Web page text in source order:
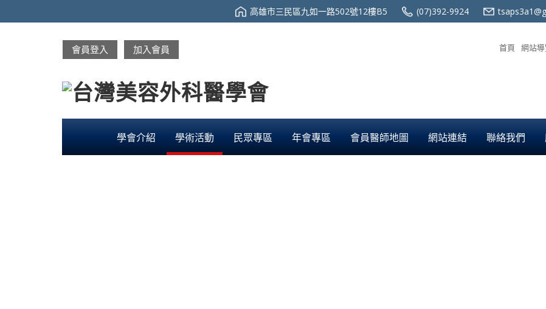
高雄市三民區九如一路502號12樓B5 (07)392-9924
首頁 網站
會員登入 加入會員
學會介紹 學術活動 民眾專區 年會專區 會員醫師地圖 網站連結 聯絡我們